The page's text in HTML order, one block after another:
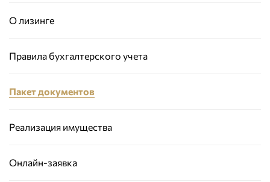
О лизинге
Правила бухгалтерского учета
Пакет документов
Реализация имущества
Онлайн-заявка